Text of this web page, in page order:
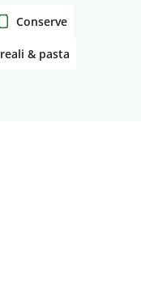
Conserve
& pasta